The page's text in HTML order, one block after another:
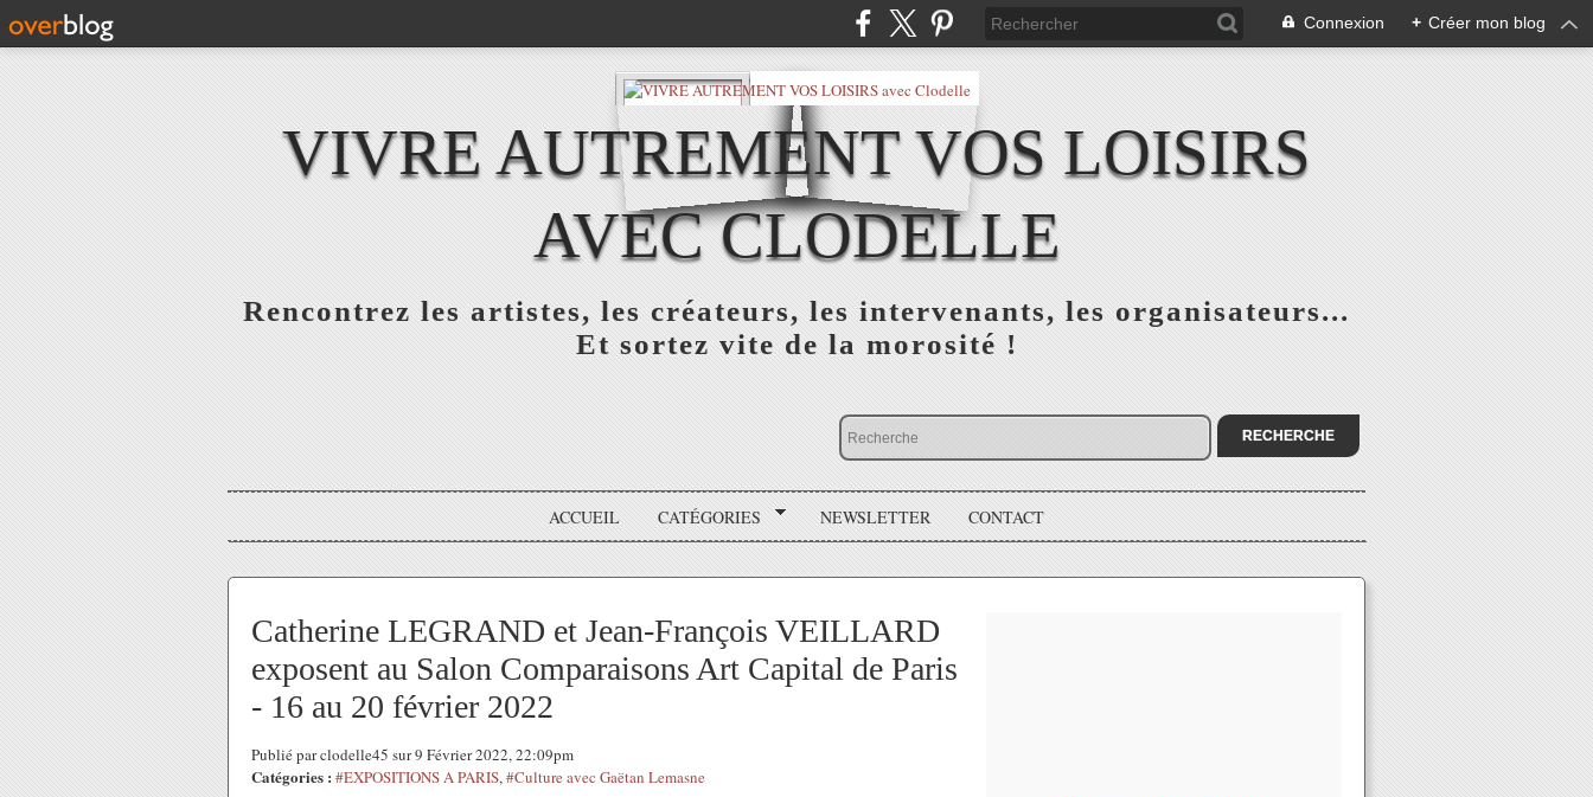
Connexion + Créer mon blog
VIVRE AUTREMENT VOS LOISIRS
AVEC CLODELLE
Rencontrez les artistes, les créateurs, les intervenants, les organisateurs...
Et sortez vite de la morosité !
ACCUEIL CATÉGORIES NEWSLETTER CONTACT
Catherine LEGRAND et Jean-François VEILLARD
exposent au Salon Comparaisons Art Capital de Paris
- 16 au 20 février 2022
Publié par clodelle45 sur 9 Février 2022, 22:09pm
Catégories : #EXPOSITIONS A PARIS,#Culture avec Gaëtan Lemasne